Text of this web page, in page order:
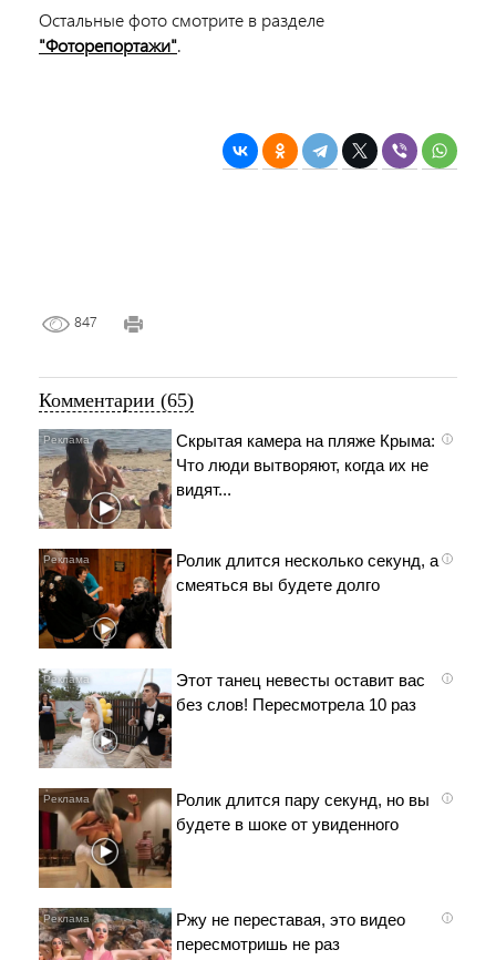
Остальные фото смотрите в разделе
"Фоторепортажи".
847
Комментарии (65)
i
Скрытая камера на пляже Крыма:
Что люди вытворяют, когда их не
видят...
i
Ролик длится несколько секунд, а
смеяться вы будете долго
i
Этот танец невесты оставит вас
без слов! Пересмотрела 10 раз
i
Ролик длится пару секунд, но вы
будете в шоке от увиденного
i
Ржу не переставая, это видео
пересмотришь не раз